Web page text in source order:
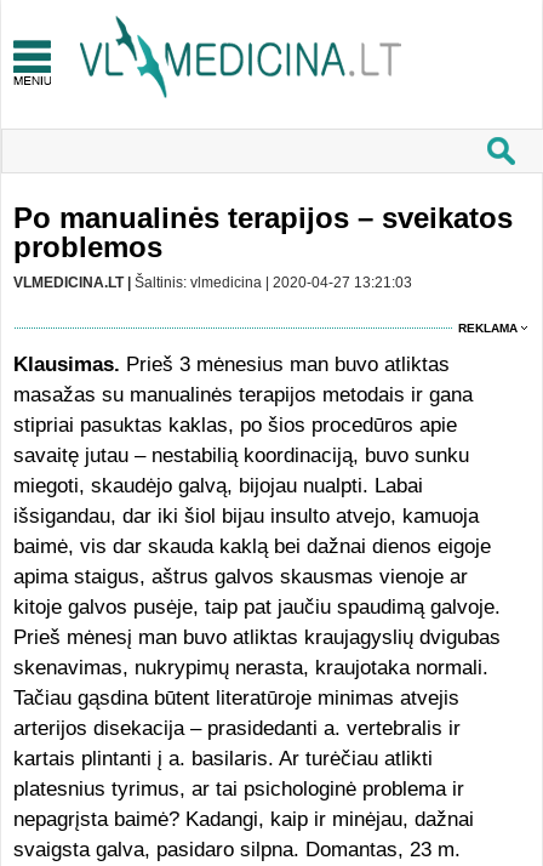
Po manualinės terapijos – sveikatos
problemos
VLMEDICINA.LT | Šaltinis: vlmedicina | 2020-04-27 13:21:03
REKLAMA
Klausimas. Prieš 3 mėnesius man buvo atliktas
masažas su manualinės terapijos metodais ir gana
stipriai pasuktas kaklas, po šios procedūros apie
savaitę jutau – nestabilią koordinaciją, buvo sunku
miegoti, skaudėjo galvą, bijojau nualpti. Labai
išsigandau, dar iki šiol bijau insulto atvejo, kamuoja
baimė, vis dar skauda kaklą bei dažnai dienos eigoje
apima staigus, aštrus galvos skausmas vienoje ar
kitoje galvos pusėje, taip pat jaučiu spaudimą galvoje.
Prieš mėnesį man buvo atliktas kraujagyslių dvigubas
skenavimas, nukrypimų nerasta, kraujotaka normali.
Tačiau gąsdina būtent literatūroje minimas atvejis
arterijos disekacija – prasidedanti a. vertebralis ir
kartais plintanti į a. basilaris. Ar turėčiau atlikti
platesnius tyrimus, ar tai psichologinė problema ir
nepagrįsta baimė? Kadangi, kaip ir minėjau, dažnai
svaigsta galva, pasidaro silpna. Domantas, 23 m.